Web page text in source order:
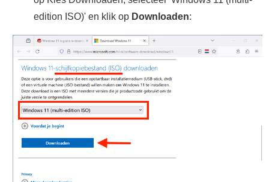
edition ISO)' en klik op Downloaden: